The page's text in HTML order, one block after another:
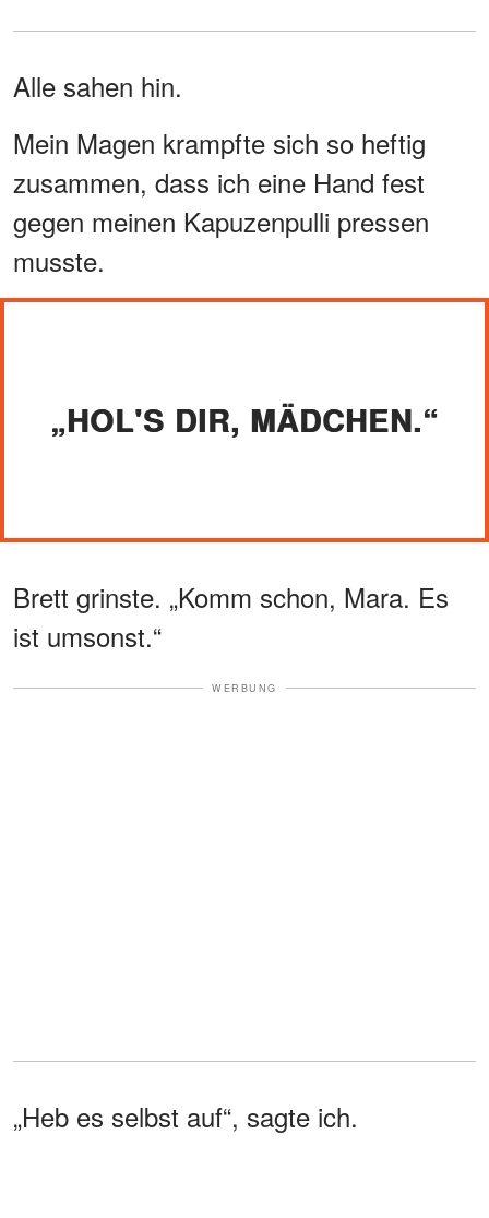
Alle sahen hin.
Mein Magen krampfte sich so heftig
zusammen, dass ich eine Hand fest
gegen meinen Kapuzenpulli pressen
musste.
„HOL'S DIR, MÄDCHEN.“
Brett grinste. „Komm schon, Mara. Es
ist umsonst.“
WERBUNG
„Heb es selbst auf“, sagte ich.